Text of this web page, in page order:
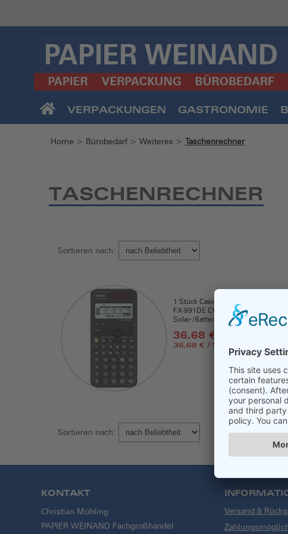
VERPACKUNGEN GASTRONOMIE
Home > Bürobedarf > Weiteres > Taschenrechner
TASCHENRECHNER
Sortieren nach:
1 Stück Casio Schulrechner
FX-991DE CW,
Solar-/Batteriebetrieb
36,68 €
36,68 € / Stück
Sortieren nach:
KONTAKT
Christian Mühling
PAPIER WEINAND Fachgroßhandel
Versand &